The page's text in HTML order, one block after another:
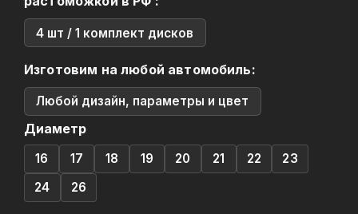
4 шт / 1 комплект дисков
Изготовим на любой автомобиль:
Любой дизайн, параметры и цвет
Диаметр
16 17 18 19 20 21 22
23
24
26